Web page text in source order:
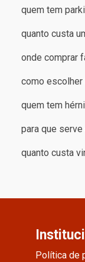
quem tem
quanto custa
onde comprar
como escolher
quem tem
para que
quanto custa
Política de